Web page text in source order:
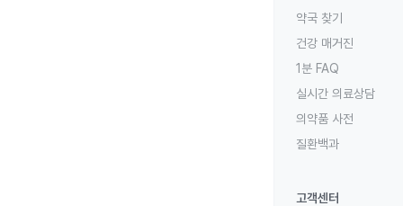
약국 찾기
건강 매거진
1분 FAQ
실시간 의료상담
의약품 사전
질환백과
고객센터